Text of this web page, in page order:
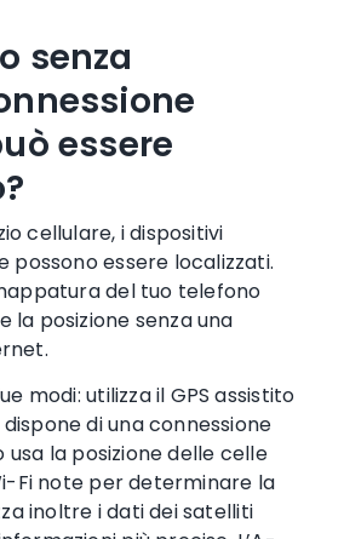
senza
essere
cellulare, idispositivi
possono essere localizzati.
del tuo telefono
la posizione senza una
modi: utilizza il GPS assistito
di una connessione
usa la posizione delle celle
Fi note per determinare la
inoltre i dati dei satelliti